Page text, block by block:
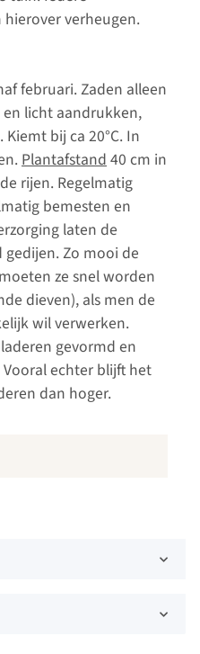
verheugen.
februari. Zaden alleen
licht aandrukken,
bij ca 20°C. In
Plantafstand40 cm in
rijen. Regelmatig
bemesten en
laten de
Zo mooi de
ze snel worden
dieven), als men de
wil verwerken.
gevormd en
echter blijft het
dan hoger.